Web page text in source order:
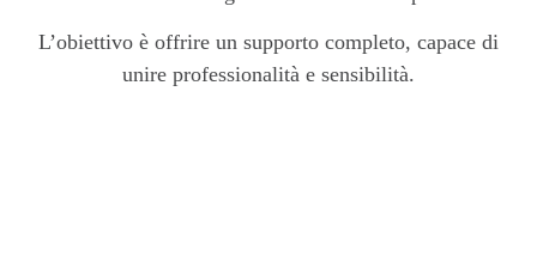
L’obiettivo è offrire un supporto completo, capace di
unire professionalità e sensibilità.